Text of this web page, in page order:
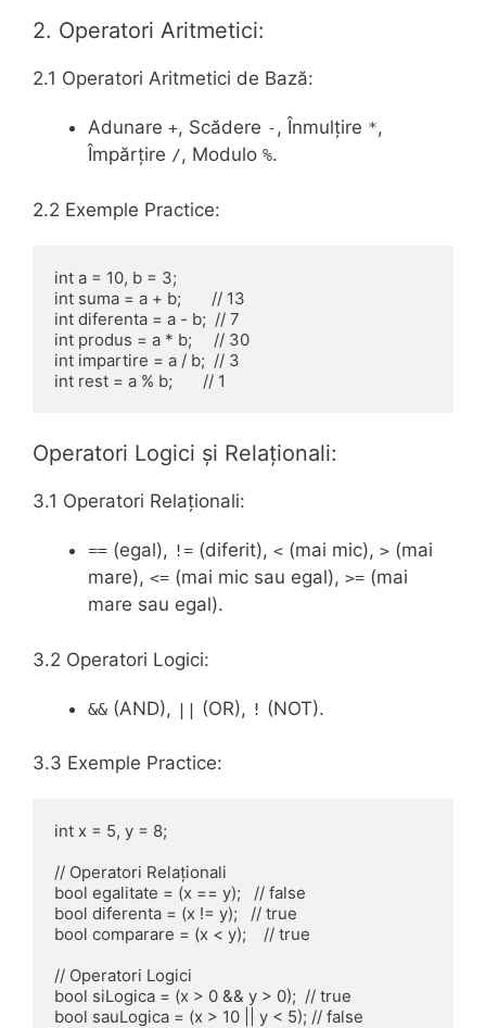
2. Operatori Aritmetici:
2.1 Operatori Aritmetici de Bază:
Adunare +, Scădere -, Înmulțire *,
Împărțire /, Modulo %.
2.2 Exemple Practice:
int a = 10, b = 3;
int suma = a + b;       // 13
int diferenta = a - b;  // 7
int produs = a * b;     // 30
int impartire = a / b;  // 3
Operatori Logici și Relaționali:
3.1 Operatori Relaționali:
== (egal), != (diferit), < (mai mic), > (mai
mare), <= (mai mic sau egal), >= (mai
mare sau egal).
3.2 Operatori Logici:
&& (AND), || (OR), ! (NOT).
3.3 Exemple Practice:
int x = 5, y = 8;
// Operatori Relaționali
bool egalitate = (x == y);   // false
bool diferenta = (x != y);   // true
bool comparare = (x < y);    // true
// Operatori Logici
bool siLogica = (x > 0 && y > 0);  // true
bool sauLogica = (x > 10 || y < 5); // false